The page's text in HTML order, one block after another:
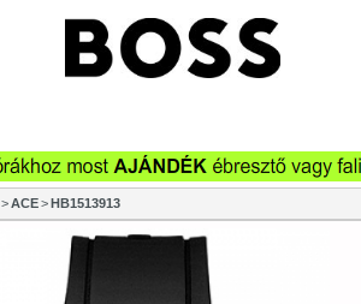
> ACE > HB1513913